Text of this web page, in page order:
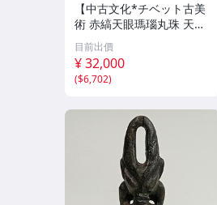
【中古文化*チベット古美
術 赤縞天眼瑪瑙丸珠 天地
天珠組み合わせブレスレッ
ト 縞瑪瑙 古玩 アンティー
ク お守り コレクション 腕
輪 】
目前出價
¥ 32,000
($6,702)